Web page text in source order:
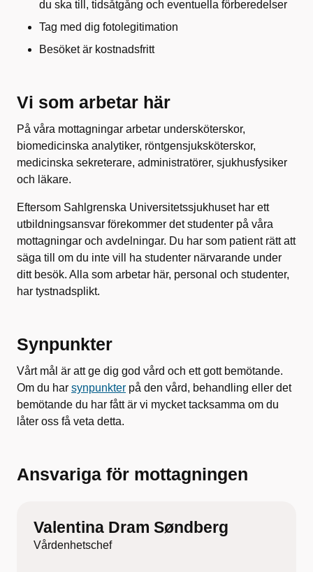
du ska till, tidsåtgång och eventuella förberedelser
Tag med dig fotolegitimation
Besöket är kostnadsfritt
Vi som arbetar här
På våra mottagningar arbetar undersköterskor,
biomedicinska analytiker, röntgensjuksköterskor,
medicinska sekreterare, administratörer, sjukhusfysiker
och läkare.
Eftersom Sahlgrenska Universitetssjukhuset har ett
utbildningsansvar förekommer det studenter på våra
mottagningar och avdelningar. Du har som patient rätt att
säga till om du inte vill ha studenter närvarande under
ditt besök. Alla som arbetar här, personal och studenter,
har tystnadsplikt.
Synpunkter
Vårt mål är att ge dig god vård och ett gott bemötande.
Om du har synpunkter på den vård, behandling eller det
bemötande du har fått är vi mycket tacksamma om du
låter oss få veta detta.
Ansvariga för mottagningen
Valentina Dram Søndberg
Vårdenhetschef